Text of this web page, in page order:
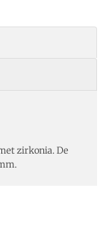
zirkonia. De